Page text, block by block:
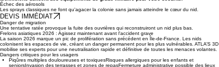
Ces prédateurs lancent des attaques groupées dès qu'ils perçoivent un mouvement près du nid.
Pourquoi l'auto-traitement est une erreur fatale
Une protection artisanale est inutile face à la puissance de perforation des dards. Nos
techniciens utilisent des équipements de grade militaire pour votre sécurité.
Échec des aérosols
Les sprays classiques ne font qu'agacer la colonie sans jamais atteindre le cœur du nid.
DEVIS IMMÉDIAT
Danger de migration
Une tentative ratée provoque la fuite des ouvrières qui reconstruiront un nid plus bas.
Frelons asiatiques 2026 : Agissez maintenant avant l'accident grave
La saison 2026 marque un pic de prolifération sans précédent en Île-de-France. Les nids
colonisent les espaces de vie, créant un danger permanent pour les plus vulnérables. ATLA’S 3D